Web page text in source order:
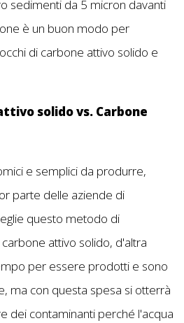
sedimenti da 5 micron davanti
è un buon modo per
di carbone attivo solido e
solido vs. Carbone
e semplici da produrre,
parte delle aziende di
questo metodo di
attivo solido, d'altra
per essere prodotti e sono
ma con questa spesa si otterrà
dei contaminanti perché l'acqua
delle recensioni